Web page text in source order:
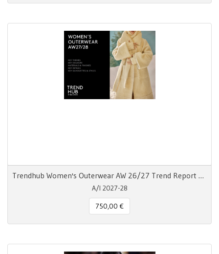
Trendhub Women's Outerwear AW 26/27 Trend Report Digitale
A/I 2027-28
750,00 €